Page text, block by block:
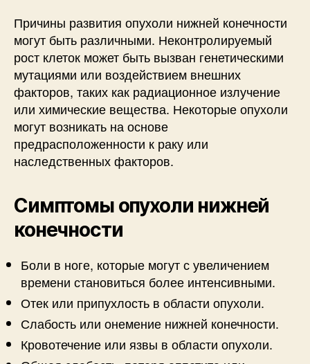
Причины развития опухоли нижней конечности
могут быть различными. Неконтролируемый
рост клеток может быть вызван генетическими
мутациями или воздействием внешних
факторов, таких как радиационное излучение
или химические вещества. Некоторые опухоли
могут возникать на основе
предрасположенности к раку или
наследственных факторов.
Симптомы опухоли нижней
конечности
Боли в ноге, которые могут с увеличением
времени становиться более интенсивными.
Отек или припухлость в области опухоли.
Слабость или онемение нижней конечности.
Кровотечение или язвы в области опухоли.